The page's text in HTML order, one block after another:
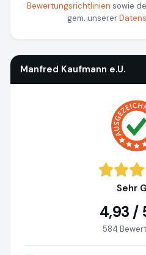
Bewertungsrichtlinien sowie
gem. unserer
Manfred Kaufmann e.U.
Sehr
4,93 /
584